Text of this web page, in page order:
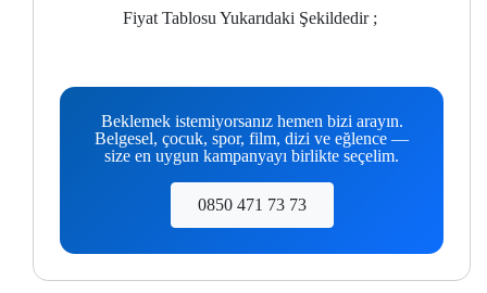
Fiyat Tablosu Yukarıdaki Şekildedir ;
Beklemek istemiyorsanız hemen bizi arayın.
Belgesel, çocuk, spor, film, dizi ve eğlence —
size en uygun kampanyayı birlikte seçelim.
0850 471 73 73